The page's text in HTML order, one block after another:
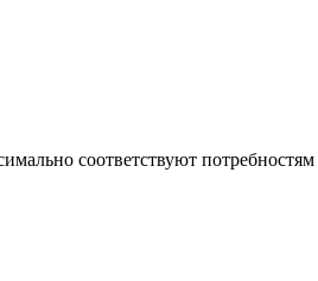
соответствуют